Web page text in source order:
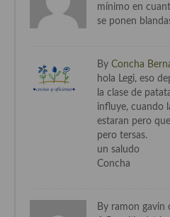
mínimo en
se ponen
By Concha
hola Legi, eso
la clase de
influye, cuando
estaran pero
pero tersas.
un saludo
Concha
By ramon gavin